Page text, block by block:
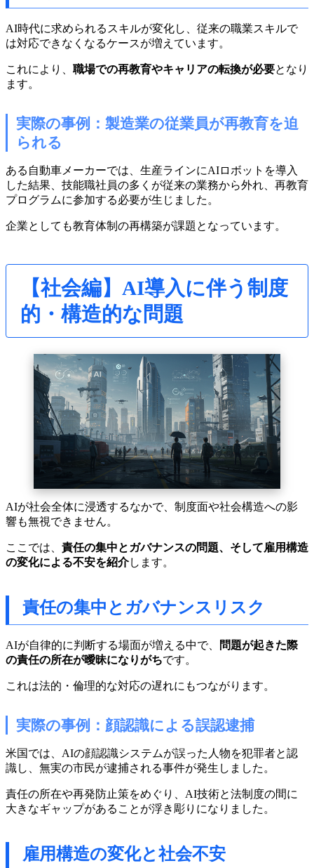
AI時代に求められるスキルが変化し、従来の職業スキルで
は対応できなくなるケースが増えています。
これにより、 職場での再教育やキャリアの転換が必要となり
ます。
実際の事例：製造業の従業員が再教育を迫
られる
ある自動車メーカーでは、生産ラインにAIロボットを導入
した結果、技能職社員の多くが従来の業務から外れ、再教育
プログラムに参加する必要が生じました。
企業としても教育体制の再構築が課題となっています。
【社会編】AI導入に伴う制度
的・構造的な問題
AIが社会全体に浸透するなかで、制度面や社会構造への影
響も無視できません。
ここでは、 責任の集中とガバナンスの問題、そして雇用構造
の変化による不安を紹介します。
責任の集中とガバナンスリスク
AIが自律的に判断する場面が増える中で、
問題が起きた際
の責任の所在が曖昧になりがちです。
これは法的・倫理的な対応の遅れにもつながります。
実際の事例：顔認識による誤認逮捕
米国では、AIの顔認識システムが誤った人物を犯罪者と認
識し、無実の市民が逮捕される事件が発生しました。
責任の所在や再発防止策をめぐり、AI技術と法制度の間に
大きなギャップがあることが浮き彫りになりました。
雇用構造の変化と社会不安